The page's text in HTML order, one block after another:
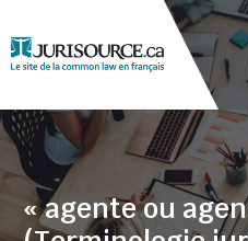
« agente ou